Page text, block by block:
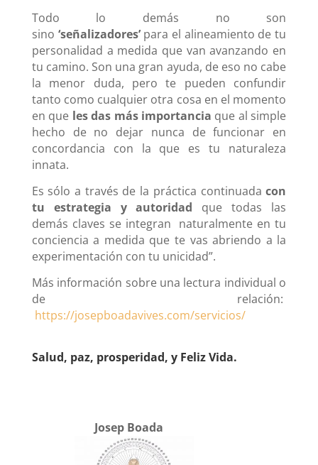
Todo lo demás no son
sino ‘señalizadores’para el alineamiento de tu
personalidad a medida que van avanzando en
tu camino. Son una gran ayuda, de eso no cabe
la menor duda, pero te pueden confundir
tanto como cualquier otra cosa en el momento
en que les das más importancia que al simple
hecho de no dejar nunca de funcionar en
concordancia con la que es tu naturaleza
innata.
Es sólo a través de la práctica continuadacon
tu estrategia y autoridad que todas las
demás claves se integran naturalmente en tu
conciencia a medida que te vas abriendo a la
experimentación con tu unicidad”.
Más información sobre una lectura individual o
de relación:
https://josepboadavives.com/servicios/
Salud, paz, prosperidad, y Feliz Vida.
Josep Boada